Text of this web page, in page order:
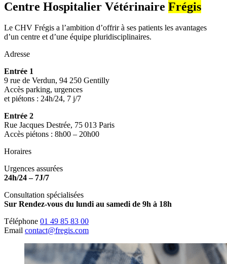
Centre Hospitalier Vétérinaire Frégis
Le CHV Frégis a l’ambition d’offrir à ses patients les avantages
d’un centre et d’une équipe pluridisciplinaires.
Adresse
Entrée 1
9 rue de Verdun, 94 250 Gentilly
Accès parking, urgences
et piétons : 24h/24, 7 j/7
Entrée 2
Rue Jacques Destrée, 75 013 Paris
Accès piétons : 8h00 – 20h00
Horaires
Urgences assurées
24h/24 – 7J/7
Consultation spécialisées
Sur Rendez-vous du lundi au samedi de 9h à 18h
Téléphone 01 49 85 83 00
Email contact@fregis.com